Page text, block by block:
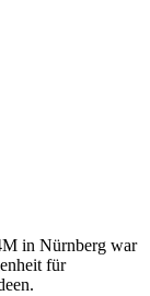
in Nürnberg war
für